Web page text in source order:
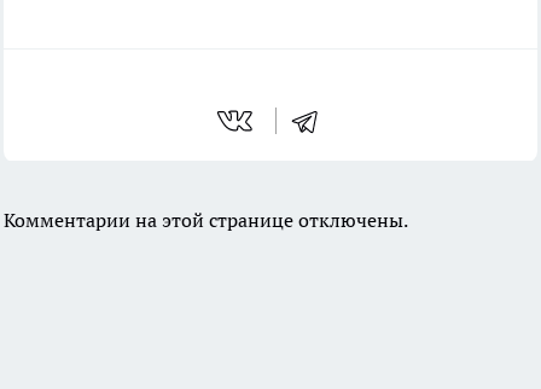
Комментарии на этой странице отключены.